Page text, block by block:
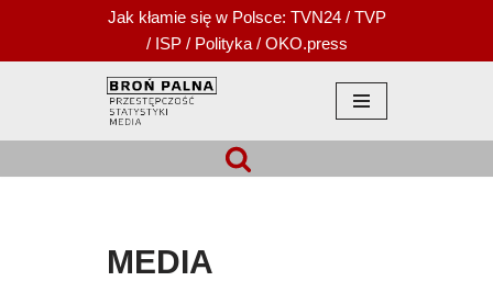
Przejdź
Jak kłamie się w Polsce: TVN24/ TVP
/ ISP/ Polityka/ OKO.press
MEDIA